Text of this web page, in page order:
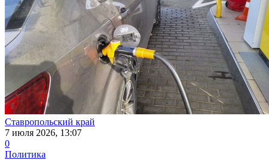
Ставропольский край
7 июля 2026, 13:07
0
Политика